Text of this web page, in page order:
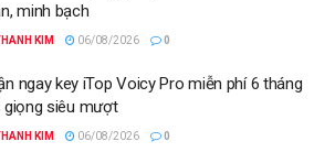
minh bạch
KIM 06/08/2026 0
ngay key iTop Voicy Pro miễn phí 6 tháng
giọng siêu mượt
KIM 06/08/2026 0